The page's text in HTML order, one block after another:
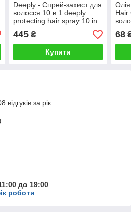
Deeply - Спрей-захист для
волосся 10 в 1 deeply
protecting hair spray 10 in
1 (200 мл)
445₴
Купити
Hair
68
за рік
до 19:00
роботи